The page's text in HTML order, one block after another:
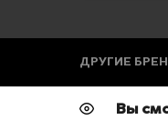
ДРУГИЕ
Вы